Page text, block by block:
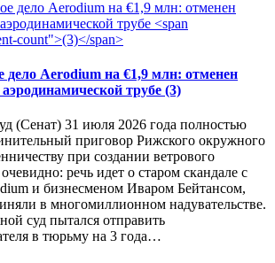
дело Aerodium на €1,9 млн: отменен
трубе (3)
(Сенат) 31 июля 2026 года полностью
приговор Рижского окружного
при создании ветрового
речь идет о старом скандале с
и бизнесменом Иваром Бейтансом,
в многомиллионном надувательстве.
суд пытался отправить
в тюрьму на 3 года…